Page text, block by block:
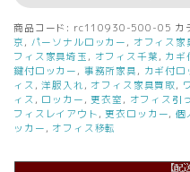
商品コード: rc110930-500-05 カ
京 , パーソナルロッカー , オフィス家
フィス家具埼玉 , オフィス千葉 , カギ
鍵付ロッカー , 事務所家具 , カギ付ロ
ィス ,洋服入れ, オフィス家具買取,
ィス , ロッカー ,更衣室 , オフィス引
フィスレイアウト ,更衣ロッカー,個
ッカー , オフィス移転